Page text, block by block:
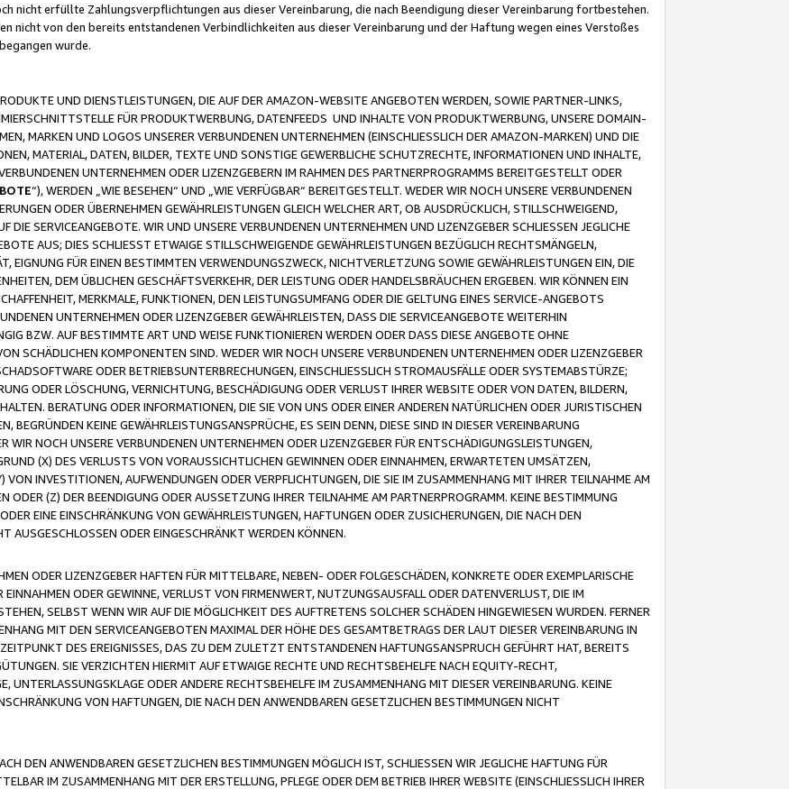
nicht erfüllte Zahlungsverpflichtungen aus dieser Vereinbarung, die nach Beendigung dieser Vereinbarung fortbestehen.
nicht von den bereits entstandenen Verbindlichkeiten aus dieser Vereinbarung und der Haftung wegen eines Verstoßes
wurde.
UND DIENSTLEISTUNGEN, DIE AUF DER AMAZON-WEBSITE ANGEBOTEN WERDEN, SOWIE PARTNER-LINKS,
FÜR PRODUKTWERBUNG, DATENFEEDS UND INHALTE VON PRODUKTWERBUNG, UNSERE DOMAIN-
MARKEN UND LOGOS UNSERER VERBUNDENEN UNTERNEHMEN (EINSCHLIESSLICH DER AMAZON-MARKEN) UND DIE
MATERIAL, DATEN, BILDER, TEXTE UND SONSTIGE GEWERBLICHE SCHUTZRECHTE, INFORMATIONEN UND INHALTE,
UNTERNEHMEN ODER LIZENZGEBERN IM RAHMEN DES PARTNERPROGRAMMS BEREITGESTELLT ODER
“), WERDEN „WIE BESEHEN“ UND „WIE VERFÜGBAR“ BEREITGESTELLT. WEDER WIR NOCH UNSERE VERBUNDENEN
ODER ÜBERNEHMEN GEWÄHRLEISTUNGEN GLEICH WELCHER ART, OB AUSDRÜCKLICH, STILLSCHWEIGEND,
DIE SERVICEANGEBOTE. WIR UND UNSERE VERBUNDENEN UNTERNEHMEN UND LIZENZGEBER SCHLIESSEN JEGLICHE
AUS; DIES SCHLIESST ETWAIGE STILLSCHWEIGENDE GEWÄHRLEISTUNGEN BEZÜGLICH RECHTSMÄNGELN,
EIGNUNG FÜR EINEN BESTIMMTEN VERWENDUNGSZWECK, NICHTVERLETZUNG SOWIE GEWÄHRLEISTUNGEN EIN, DIE
DEM ÜBLICHEN GESCHÄFTSVERKEHR, DER LEISTUNG ODER HANDELSBRÄUCHEN ERGEBEN. WIR KÖNNEN EIN
MERKMALE, FUNKTIONEN, DEN LEISTUNGSUMFANG ODER DIE GELTUNG EINES SERVICE-ANGEBOTS
UNTERNEHMEN ODER LIZENZGEBER GEWÄHRLEISTEN, DASS DIE SERVICEANGEBOTE WEITERHIN
BZW. AUF BESTIMMTE ART UND WEISE FUNKTIONIEREN WERDEN ODER DASS DIESE ANGEBOTE OHNE
SCHÄDLICHEN KOMPONENTEN SIND. WEDER WIR NOCH UNSERE VERBUNDENEN UNTERNEHMEN ODER LIZENZGEBER
ODER BETRIEBSUNTERBRECHUNGEN, EINSCHLIESSLICH STROMAUSFÄLLE ODER SYSTEMABSTÜRZE;
ODER LÖSCHUNG, VERNICHTUNG, BESCHÄDIGUNG ODER VERLUST IHRER WEBSITE ODER VON DATEN, BILDERN,
BERATUNG ODER INFORMATIONEN, DIE SIE VON UNS ODER EINER ANDEREN NATÜRLICHEN ODER JURISTISCHEN
BEGRÜNDEN KEINE GEWÄHRLEISTUNGSANSPRÜCHE, ES SEIN DENN, DIESE SIND IN DIESER VEREINBARUNG
WIR NOCH UNSERE VERBUNDENEN UNTERNEHMEN ODER LIZENZGEBER FÜR ENTSCHÄDIGUNGSLEISTUNGEN,
(X) DES VERLUSTS VON VORAUSSICHTLICHEN GEWINNEN ODER EINNAHMEN, ERWARTETEN UMSÄTZEN,
INVESTITIONEN, AUFWENDUNGEN ODER VERPFLICHTUNGEN, DIE SIE IM ZUSAMMENHANG MIT IHRER TEILNAHME AM
ODER (Z) DER BEENDIGUNG ODER AUSSETZUNG IHRER TEILNAHME AM PARTNERPROGRAMM. KEINE BESTIMMUNG
EINE EINSCHRÄNKUNG VON GEWÄHRLEISTUNGEN, HAFTUNGEN ODER ZUSICHERUNGEN, DIE NACH DEN
AUSGESCHLOSSEN ODER EINGESCHRÄNKT WERDEN KÖNNEN.
ODER LIZENZGEBER HAFTEN FÜR MITTELBARE, NEBEN- ODER FOLGESCHÄDEN, KONKRETE ODER EXEMPLARISCHE
ODER GEWINNE, VERLUST VON FIRMENWERT, NUTZUNGSAUSFALL ODER DATENVERLUST, DIE IM
SELBST WENN WIR AUF DIE MÖGLICHKEIT DES AUFTRETENS SOLCHER SCHÄDEN HINGEWIESEN WURDEN. FERNER
MIT DEN SERVICEANGEBOTEN MAXIMAL DER HÖHE DES GESAMTBETRAGS DER LAUT DIESER VEREINBARUNG IN
DES EREIGNISSES, DAS ZU DEM ZULETZT ENTSTANDENEN HAFTUNGSANSPRUCH GEFÜHRT HAT, BEREITS
SIE VERZICHTEN HIERMIT AUF ETWAIGE RECHTE UND RECHTSBEHELFE NACH EQUITY-RECHT,
UNTERLASSUNGSKLAGE ODER ANDERE RECHTSBEHELFE IM ZUSAMMENHANG MIT DIESER VEREINBARUNG. KEINE
VON HAFTUNGEN, DIE NACH DEN ANWENDBAREN GESETZLICHEN BESTIMMUNGEN NICHT
DEN ANWENDBAREN GESETZLICHEN BESTIMMUNGEN MÖGLICH IST, SCHLIESSEN WIR JEGLICHE HAFTUNG FÜR
IM ZUSAMMENHANG MIT DER ERSTELLUNG, PFLEGE ODER DEM BETRIEB IHRER WEBSITE (EINSCHLIESSLICH IHRER